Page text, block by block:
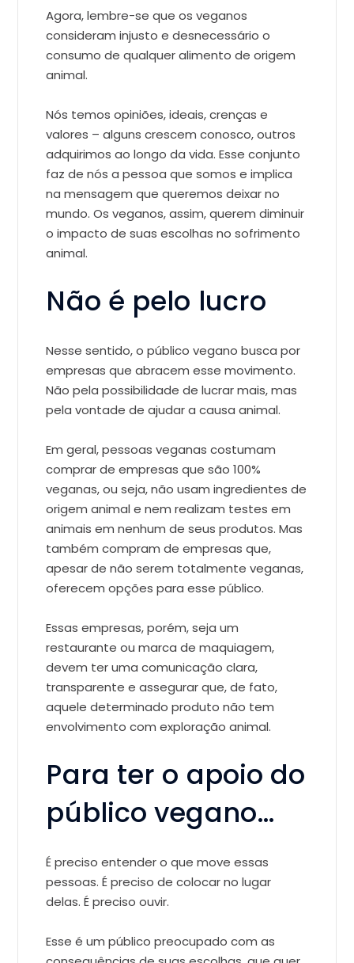
Agora, lembre-se que os veganos
consideram injusto e desnecessário o
consumo de qualquer alimento de origem
animal.
Nós temos opiniões, ideais, crenças e
valores – alguns crescem conosco, outros
adquirimos ao longo da vida. Esse conjunto
faz de nós a pessoa que somos e implica
na mensagem que queremos deixar no
mundo. Os veganos, assim, querem diminuir
o impacto de suas escolhas no sofrimento
animal.
Não é pelo lucro
Nesse sentido, o público vegano busca por
empresas que abracem esse movimento.
Não pela possibilidade de lucrar mais, mas
pela vontade de ajudar a causa animal.
Em geral, pessoas veganas costumam
comprar de empresas que são 100%
veganas, ou seja, não usam ingredientes de
origem animal e nem realizam testes em
animais em nenhum de seus produtos. Mas
também compram de empresas que,
apesar de não serem totalmente veganas,
oferecem opções para esse público.
Essas empresas, porém, seja um
restaurante ou marca de maquiagem,
devem ter uma comunicação clara,
transparente e assegurar que, de fato,
aquele determinado produto não tem
envolvimento com exploração animal.
Para ter o apoio do
público vegano…
É preciso entender o que move essas
pessoas. É preciso de colocar no lugar
delas. É preciso ouvir.
Esse é um público preocupado com as